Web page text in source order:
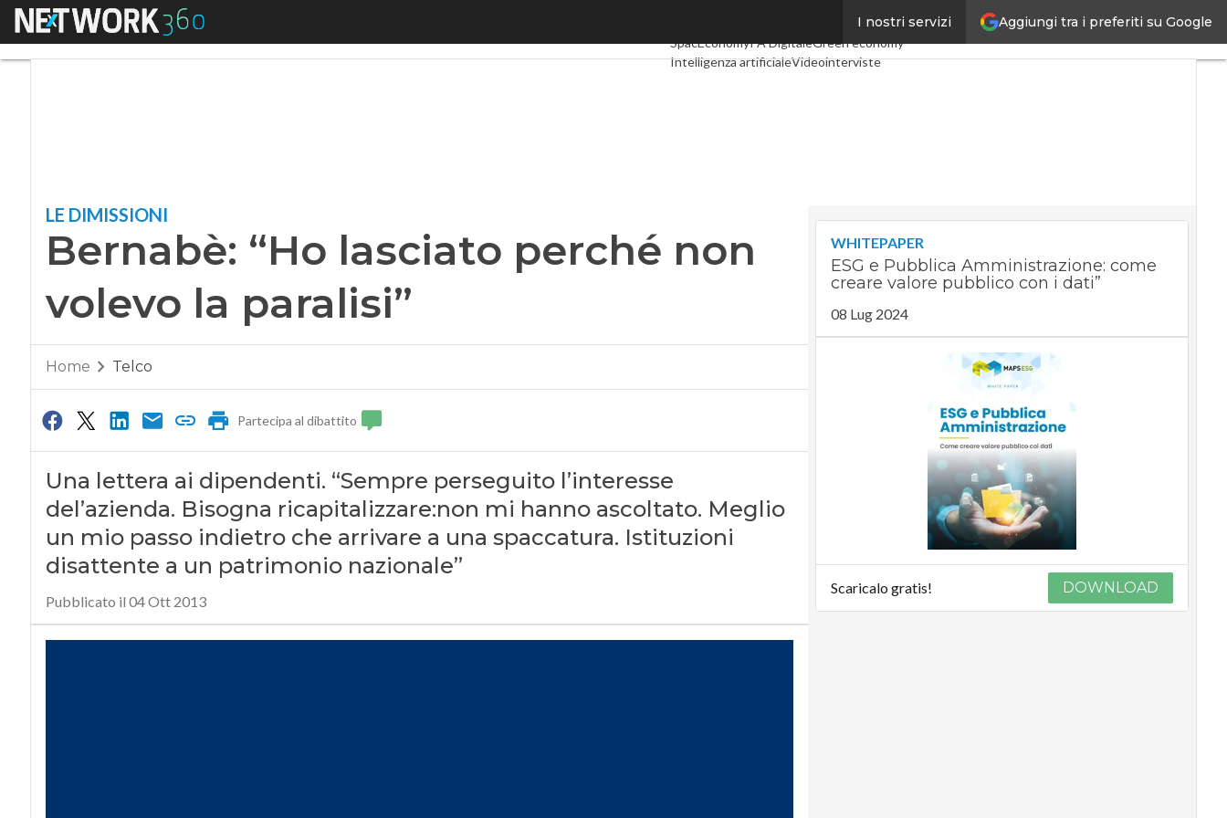
Aggiungi tra i preferiti su Google
I nostri servizi
Menu TelcoIndustria 4.0
SpacEconomyPA DigitaleGreen economy
Intelligenza artificialeVideointerviste
LE DIMISSIONI
Bernabè: “Ho lasciato perché non
volevo la paralisi”
Home Telco
Partecipa al dibattito
Una lettera ai dipendenti. “Sempre perseguito l’interesse
del’azienda. Bisogna ricapitalizzare:non mi hanno ascoltato. Meglio
un mio passo indietro che arrivare a una spaccatura. Istituzioni
disattente a un patrimonio nazionale”
Pubblicato il 04 Ott 2013
WHITEPAPER
ESG e Pubblica Amministrazione: come
creare valore pubblico con i dati”
08 Lug 2024
Scaricalo gratis! DOWNLOAD